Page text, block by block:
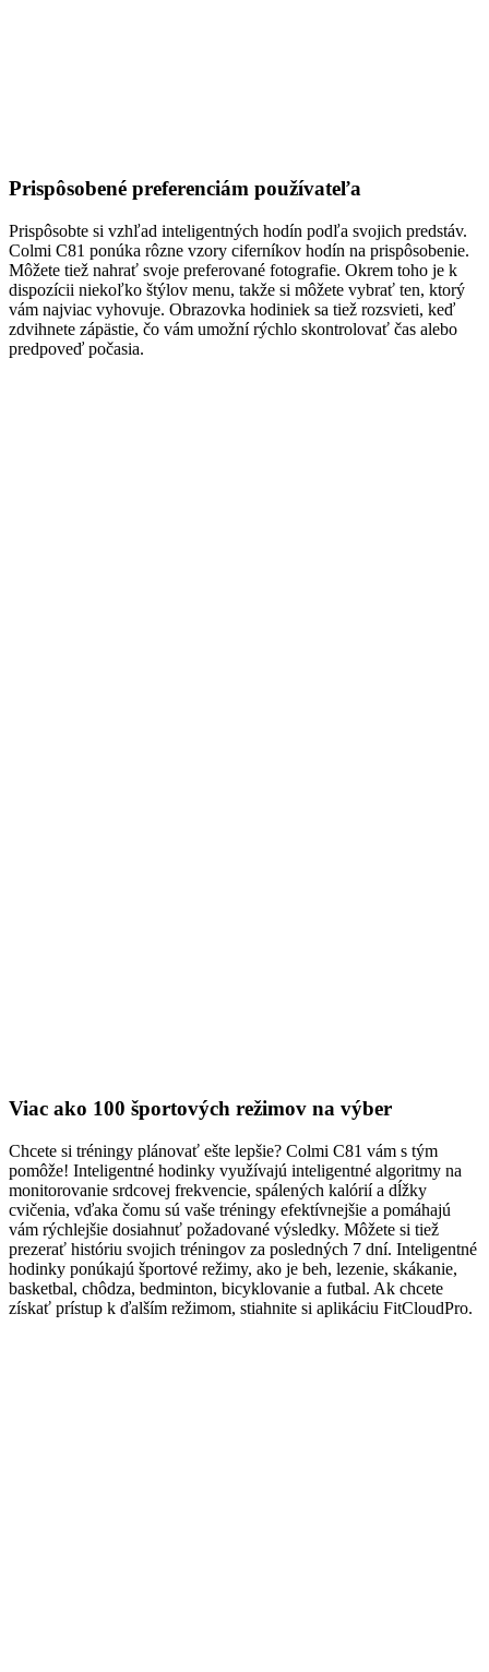
Prispôsobené preferenciám používateľa
Prispôsobte si vzhľad inteligentných hodín podľa svojich predstáv.
Colmi C81 ponúka rôzne vzory ciferníkov hodín na prispôsobenie.
Môžete tiež nahrať svoje preferované fotografie. Okrem toho je k
dispozícii niekoľko štýlov menu, takže si môžete vybrať ten, ktorý
vám najviac vyhovuje. Obrazovka hodiniek sa tiež rozsvieti, keď
zdvihnete zápästie, čo vám umožní rýchlo skontrolovať čas alebo
predpoveď počasia.
Viac ako 100 športových režimov na výber
Chcete si tréningy plánovať ešte lepšie? Colmi C81 vám s tým
pomôže! Inteligentné hodinky využívajú inteligentné algoritmy na
monitorovanie srdcovej frekvencie, spálených kalórií a dĺžky
cvičenia, vďaka čomu sú vaše tréningy efektívnejšie a pomáhajú
vám rýchlejšie dosiahnuť požadované výsledky. Môžete si tiež
prezerať históriu svojich tréningov za posledných 7 dní. Inteligentné
hodinky ponúkajú športové režimy, ako je beh, lezenie, skákanie,
basketbal, chôdza, bedminton, bicyklovanie a futbal. Ak chcete
získať prístup k ďalším režimom, stiahnite si aplikáciu FitCloudPro.